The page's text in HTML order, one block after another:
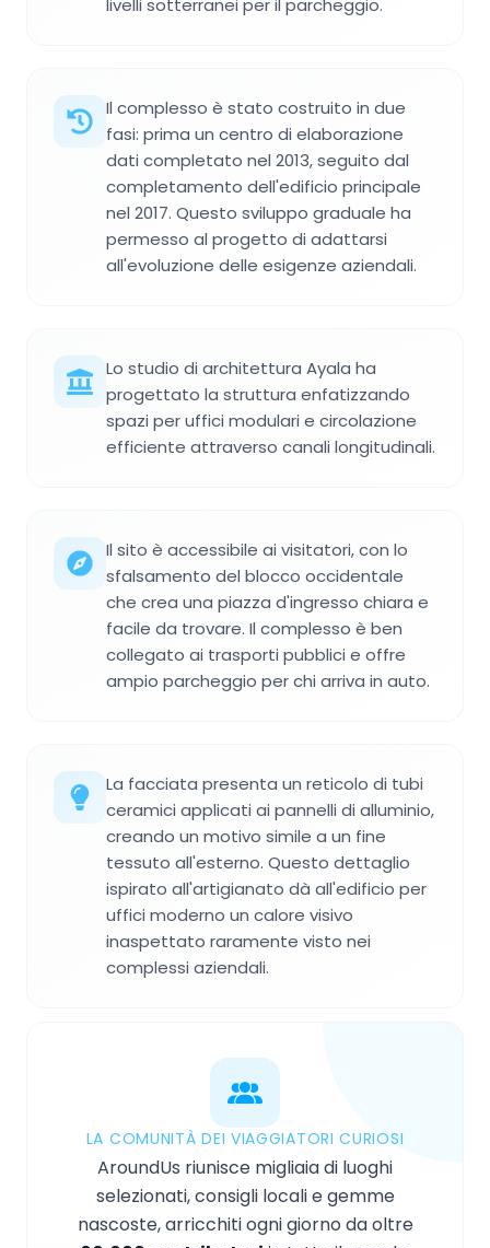
livelli sotterranei per il parcheggio.
Il complesso è stato costruito in due
fasi: prima un centro di elaborazione
dati completato nel 2013, seguito dal
completamento dell'edificio principale
nel 2017. Questo sviluppo graduale ha
permesso al progetto di adattarsi
all'evoluzione delle esigenze aziendali.
Lo studio di architettura Ayala ha
progettato la struttura enfatizzando
spazi per uffici modulari e circolazione
efficiente attraverso canali longitudinali.
Il sito è accessibile ai visitatori, con lo
sfalsamento del blocco occidentale
che crea una piazza d'ingresso chiara e
facile da trovare. Il complesso è ben
collegato ai trasporti pubblici e offre
ampio parcheggio per chi arriva in auto.
La facciata presenta un reticolo di tubi
ceramici applicati ai pannelli di alluminio,
creando un motivo simile a un fine
tessuto all'esterno. Questo dettaglio
ispirato all'artigianato dà all'edificio per
uffici moderno un calore visivo
inaspettato raramente visto nei
complessi aziendali.
LA COMUNITÀ DEI VIAGGIATORI CURIOSI
AroundUs riunisce migliaia di luoghi
selezionati, consigli locali e gemme
nascoste, arricchiti ogni giorno da oltre